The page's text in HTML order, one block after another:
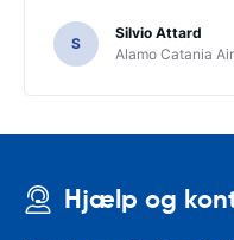
S
Silvio Attard
Alamo Catania
Hjælp og